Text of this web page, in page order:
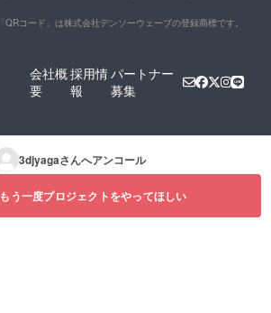
「QRコード」は株式会社デンソーウェーブの登録商標です。
会社概
要
採用情
報
パートナー
募集
3djyagaさんへアンコール
もう一度プロジェクトをやってほしい